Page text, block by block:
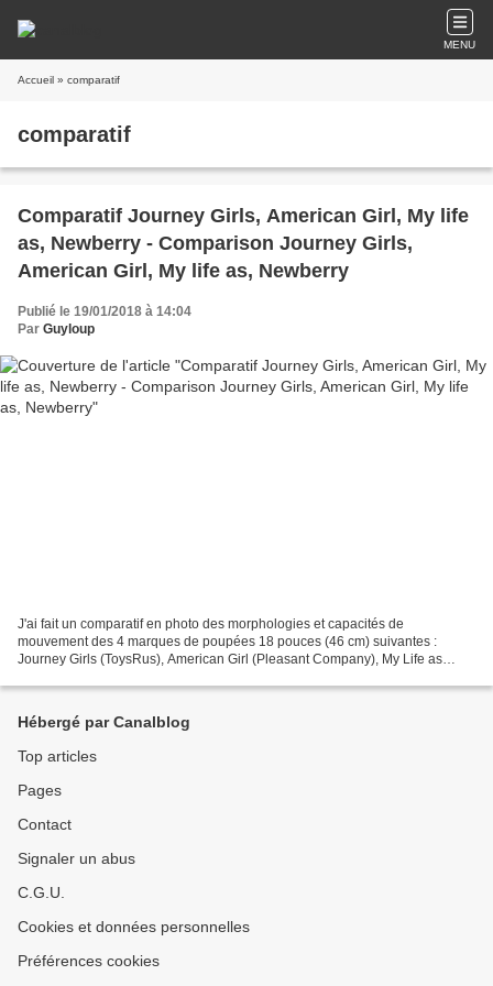
MENU
Accueil » comparatif
comparatif
Comparatif Journey Girls, American Girl, My life
as, Newberry - Comparison Journey Girls,
American Girl, My life as, Newberry
Publié le 19/01/2018 à 14:04
Par Guyloup
J'ai fait un comparatif en photo des morphologies et capacités de
mouvement des 4 marques de poupées 18 pouces (46 cm) suivantes :
Journey Girls (ToysRus), American Girl (Pleasant Company), My Life as
Hébergé par Canalblog
Top articles
Pages
Contact
Signaler un abus
C.G.U.
Cookies et données personnelles
Préférences cookies